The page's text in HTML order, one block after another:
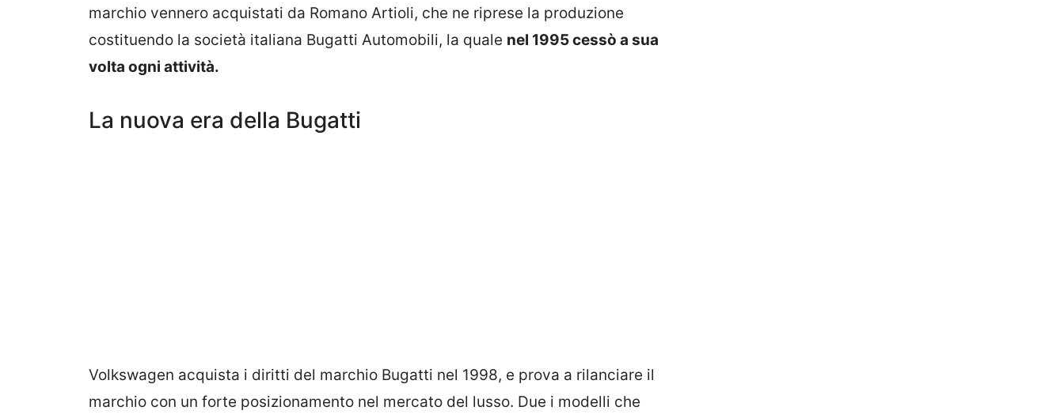
marchio vennero acquistati da Romano Artioli, che ne riprese la produzione
costituendo la società italiana Bugatti Automobili, la quale nel 1995 cessò a sua
volta ogni attività.
La nuova era della Bugatti
Volkswagen acquista i diritti del marchio Bugatti nel 1998, e prova a rilanciare il
marchio con un forte posizionamento nel mercato del lusso. Due i modelli che